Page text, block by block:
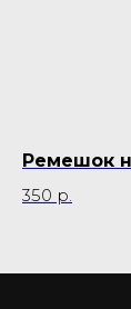
Ремешок
350 р.